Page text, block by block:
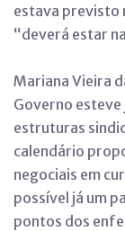
estava previsto
“deverá estar
Mariana Vieira
Governo esteve
estruturas
calendário
negociais em
possível já um
pontos dos